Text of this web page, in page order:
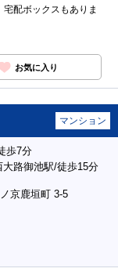
配ボックスもありま
お気に入り
マンション
歩7分
路御池駅/徒歩15分
京鹿垣町 3-5